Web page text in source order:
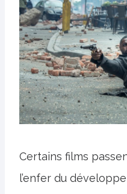
Certains films
l’enfer du